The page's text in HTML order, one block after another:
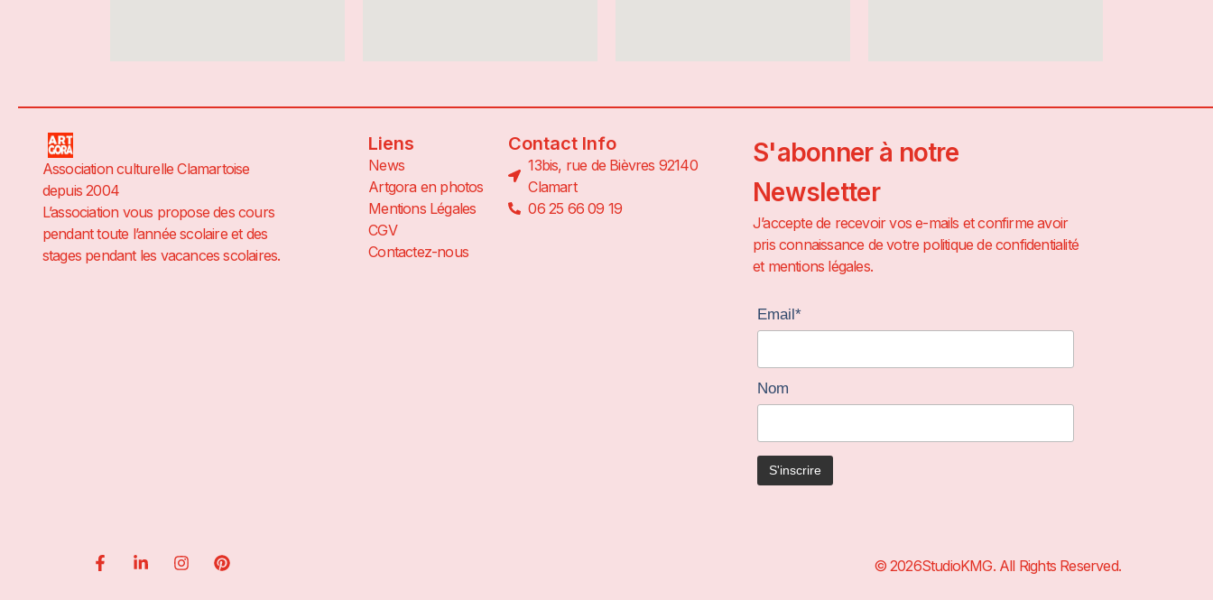
Association culturelle Clamartoise
depuis 2004
L’association vous propose des cours
pendant toute l’année scolaire et des
stages pendant les vacances scolaires.
Liens
News
Artgora en photos
Mentions Légales
CGV
Contactez-nous
Contact Info
13bis, rue de Bièvres 92140
Clamart
06 25 66 09 19
S'abonner à notre
Newsletter
J’accepte de recevoir vos e-mails et confirme avoir
pris connaissance de votre politique de confidentialité
et mentions légales.
Email*
Nom
© 2026StudioKMG. All Rights Reserved.